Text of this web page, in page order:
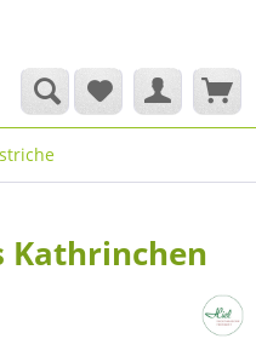
Kathrinchen